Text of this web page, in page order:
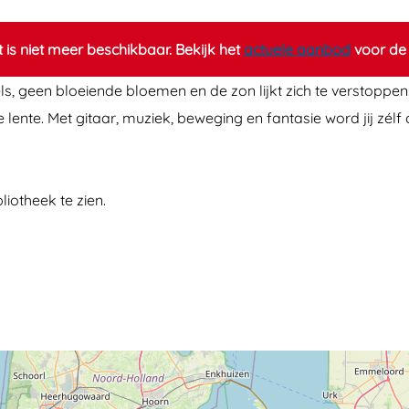
is niet meer beschikbaar. Bekijk hetactuele aanbodvoor de
geen bloeiende bloemen en de zon lijkt zich te
Met gitaar, muziek, beweging en fantasie word jij
te zien.